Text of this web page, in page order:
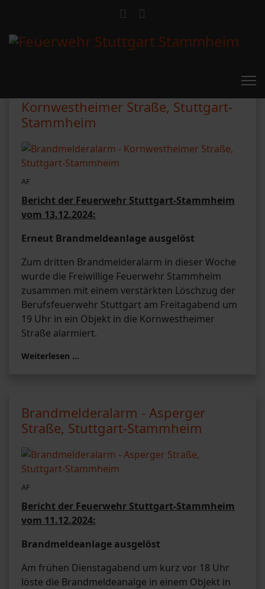
Kornwestheimer Straße, Stuttgart-
Stammheim
AF
Bericht der Feuerwehr Stuttgart-Stammheim
vom 13.12.2024:
Erneut Brandmeldeanlage ausgelöst
Zum dritten Brandmelderalarm in dieser Woche
wurde die Freiwillige Feuerwehr Stammheim
zusammen mit einem verstärkten Löschzug der
Berufsfeuerwehr Stuttgart am Freitagabend um
19 Uhr in ein Objekt in die Kornwestheimer
Straße alarmiert.
Weiterlesen …
Brandmelderalarm - Asperger
Straße, Stuttgart-Stammheim
AF
Bericht der Feuerwehr Stuttgart-Stammheim
vom 11.12.2024:
Brandmeldeanlage ausgelöst
Am frühen Dienstagabend um kurz vor 18 Uhr
löste die Brandmeldeanalge in einem Objekt in